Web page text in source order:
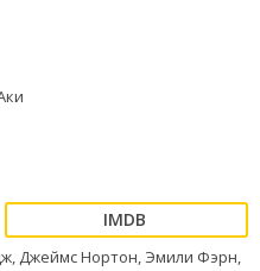
Джеймс Нортон, Эмили Фэрн,